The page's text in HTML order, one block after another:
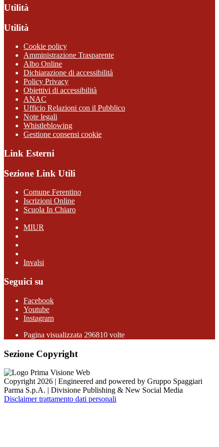
Utilità
Utilità
Cookie policy
Amministrazione Trasparente
Albo Online
Dichiarazione di accessibilità
Policy Privacy
Obiettivi di accessibilità
ANAC
Ufficio Relazioni con il Pubblico
Note legali
Whistleblowing
Gestione consensi cookie
Link Esterni
Sezione Link Utili
Comune Ferentino
Iscrizioni Online
Scuola In Chiaro
MIUR
Invalsi
Seguici su
Facebook
Youtube
Instagram
Pagina visualizzata 296810 volte
Sezione Copyright
Copyright 2026 | Engineered and powered by Gruppo Spaggiari
Parma S.p.A. | Divisione Publishing & New Social Media
Disclaimer trattamento dati personali